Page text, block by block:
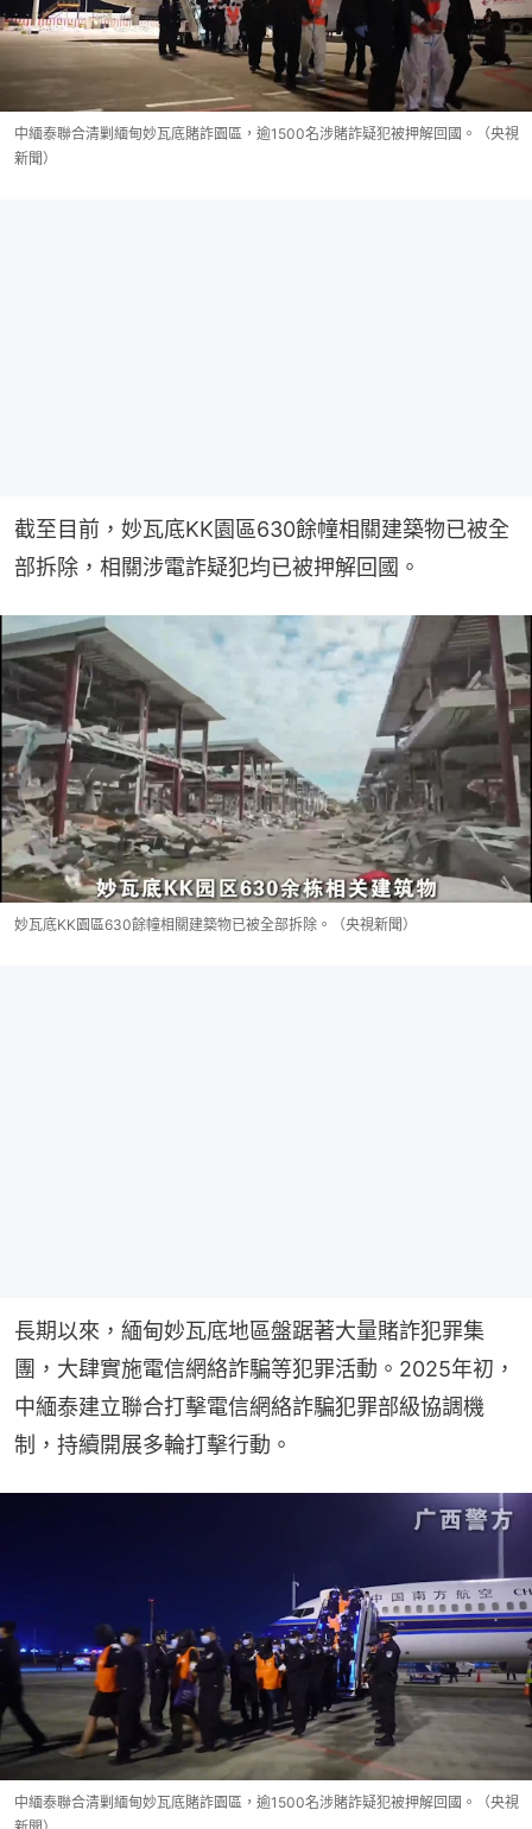
中緬泰聯合清剿緬甸妙瓦底賭詐園區，逾1500名涉賭詐疑犯被押解回國。（央視
新聞）
截至目前，妙瓦底KK園區630餘幢相關建築物已被全
部拆除，相關涉電詐疑犯均已被押解回國。
妙瓦底KK園區630餘幢相關建築物已被全部拆除。（央視新聞）
長期以來，緬甸妙瓦底地區盤踞著大量賭詐犯罪集
團，大肆實施電信網絡詐騙等犯罪活動。2025年初，
中緬泰建立聯合打擊電信網絡詐騙犯罪部級協調機
制，持續開展多輪打擊行動。
中緬泰聯合清剿緬甸妙瓦底賭詐園區，逾1500名涉賭詐疑犯被押解回國。（央視